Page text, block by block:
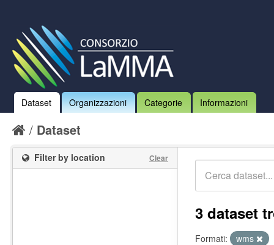
Dataset Organizzazioni Categorie Informazioni
Dataset
3 dataset
Formati: wms
Filter by location Clear